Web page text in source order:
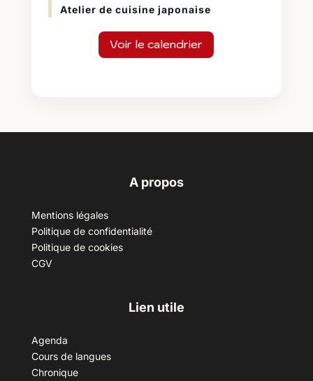
Atelier de cuisine japonaise
Voir le calendrier
A propos
Mentions légales
Politique de confidentialité
Politique de cookies
CGV
Lien utile
Agenda
Cours de langues
Chronique